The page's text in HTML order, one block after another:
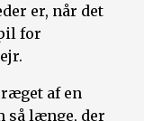
er, når det
for
af en
så længe, der